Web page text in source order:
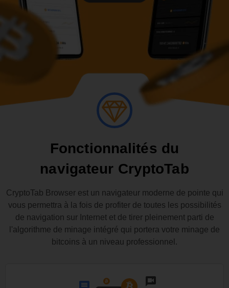
Fonctionnalités du
navigateur CryptoTab
CryptoTab Browser est un navigateur moderne de pointe qui
vous permettra à la fois de profiter de toutes les possibilités
de navigation sur Internet et de tirer pleinement parti de
l'algorithme de minage intégré qui portera votre minage de
bitcoins à un niveau professionnel.